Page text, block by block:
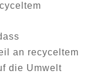
an recyceltem
die Umwelt